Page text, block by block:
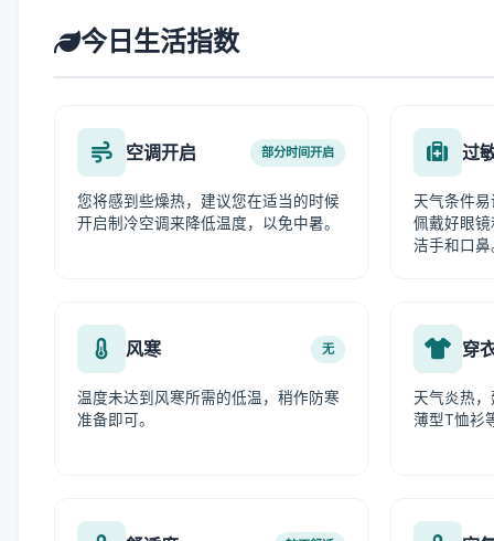
今日生活指数
空调开启 部分时间开启
您将感到些燥热，建议您在适当的时候
开启制冷空调来降低温度，以免中暑。
过
天气条件
佩戴好眼
洁手和口鼻
风寒 无
温度未达到风寒所需的低温，稍作防寒
准备即可。
穿
天气炎热
薄型T恤衫